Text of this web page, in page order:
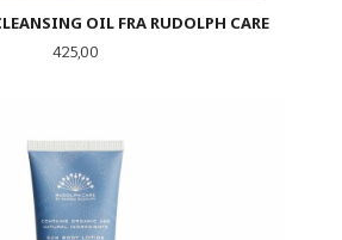
OIL FRA RUDOLPH CARE
Pris
425,00